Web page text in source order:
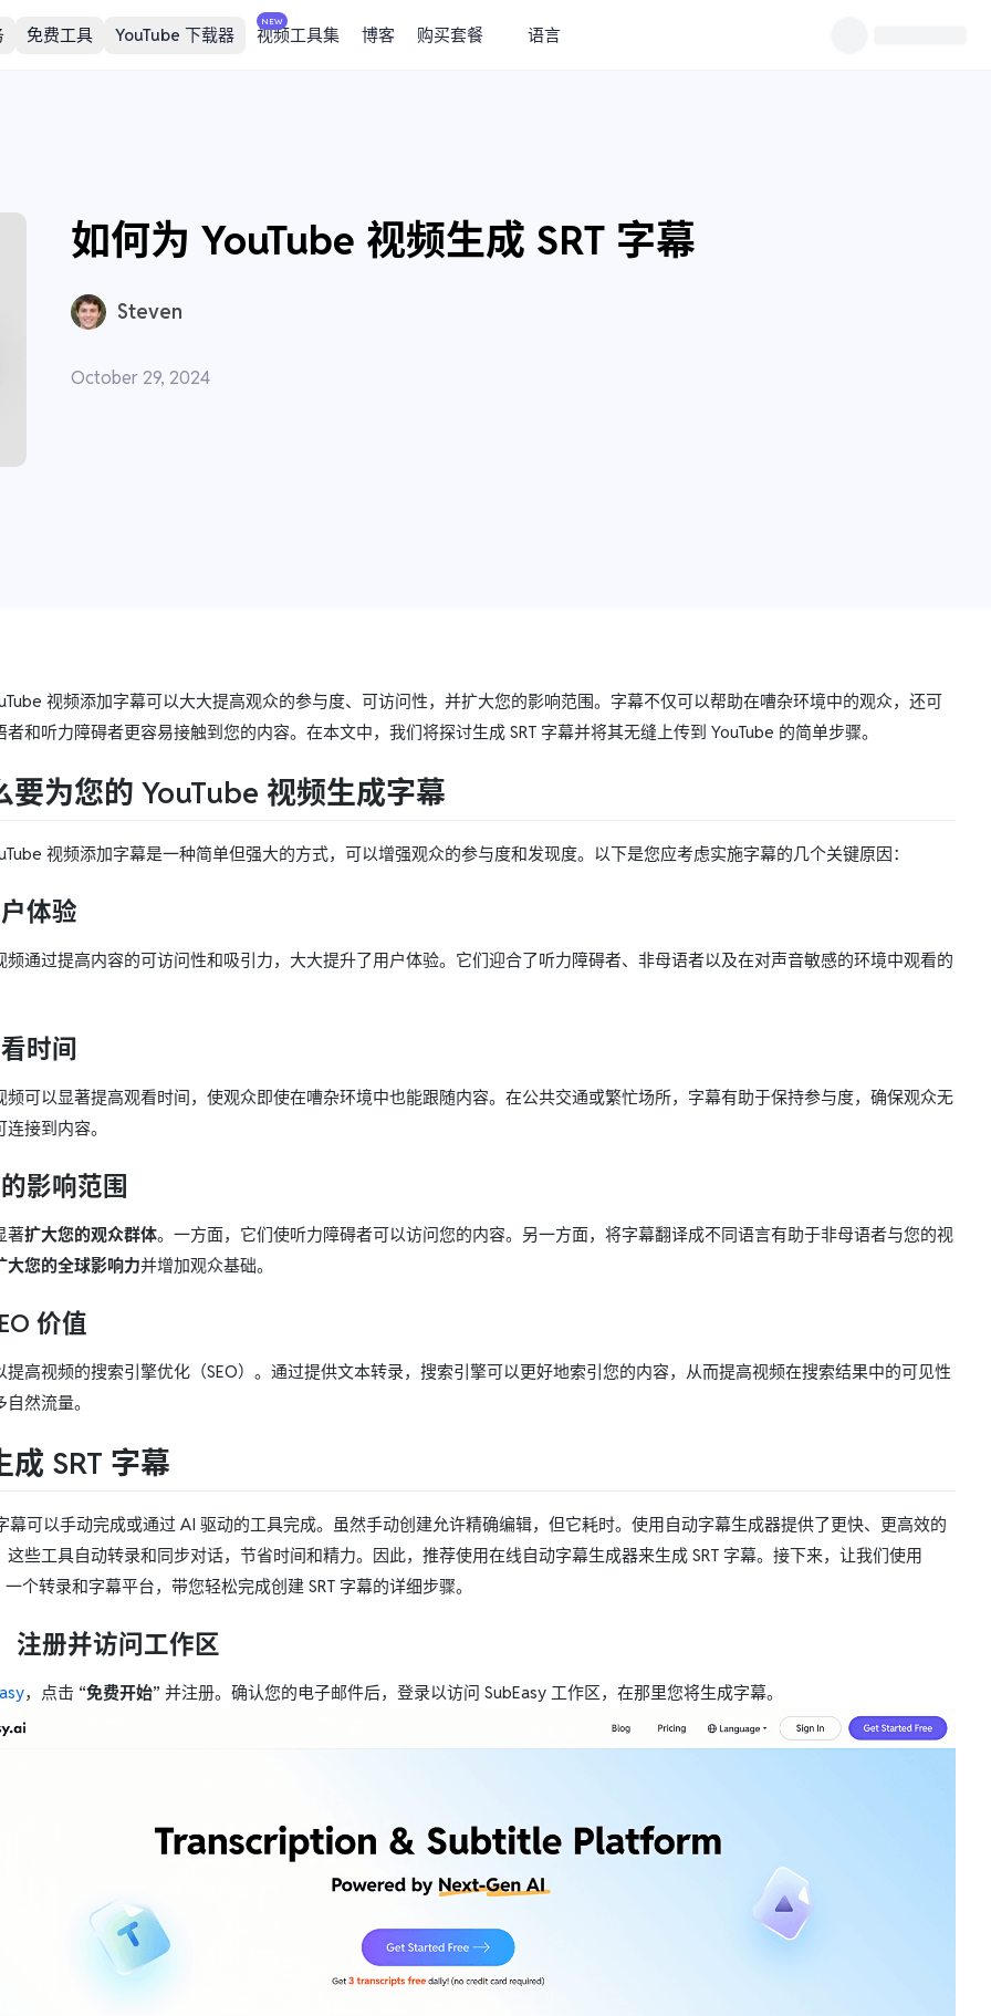
免费工具 YouTube 下载器
NEW
视频工具集 博客 购买套餐 语言
如何为 YouTube 视频生成 SRT 字幕
Steven
October 29, 2024
视频添加字幕可以大大提高观众的参与度、可访问性，并扩大您的影响范围。字幕不仅可以帮助在嘈杂环境中的观众，还可
者和听力障碍者更容易接触到您的内容。在本文中，我们将探讨生成 SRT 字幕并将其无缝上传到 YouTube 的简单步骤。
要为您的 YouTube 视频生成字幕
视频添加字幕是一种简单但强大的方式，可以增强观众的参与度和发现度。以下是您应考虑实施字幕的几个关键原因：
体验
频通过提高内容的可访问性和吸引力，大大提升了用户体验。它们迎合了听力障碍者、非母语者以及在对声音敏感的环境中观看的
时间
频可以显著提高观看时间，使观众即使在嘈杂环境中也能跟随内容。在公共交通或繁忙场所，字幕有助于保持参与度，确保观众无
接到内容。
影响范围
著扩大您的观众群体。一方面，它们使听力障碍者可以访问您的内容。另一方面，将字幕翻译成不同语言有助于非母语者与您的视
大您的全球影响力并增加观众基础。
价值
提高视频的搜索引擎优化（SEO）。通过提供文本转录，搜索引擎可以更好地索引您的内容，从而提高视频在搜索结果中的可见性
然流量。
成 SRT 字幕
幕可以手动完成或通过 AI 驱动的工具完成。虽然手动创建允许精确编辑，但它耗时。使用自动字幕生成器提供了更快、更高效的
这些工具自动转录和同步对话，节省时间和精力。因此，推荐使用在线自动字幕生成器来生成 SRT 字幕。接下来，让我们使用
一个转录和字幕平台，带您轻松完成创建 SRT 字幕的详细步骤。
注册并访问工作区
，点击 “免费开始” 并注册。确认您的电子邮件后，登录以访问 SubEasy 工作区，在那里您将生成字幕。